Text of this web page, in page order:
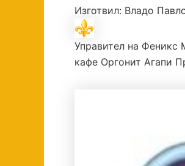
Изготвил: Владо
Управител на Феникс
кафе Оргонит Агапи